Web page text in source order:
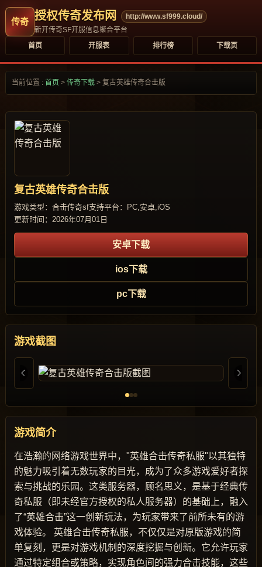
授权传奇发布网
http://www.sf999.cloud/
新开传奇SF开服信息聚合平台
首页
开服表 排行榜 下载页
当前位置 : 首页 > 传奇下载 > 复古英雄传奇合击版
复古英雄传奇合击版
游戏类型：合击传奇sf支持平台：PC,安卓,iOS
更新时间：2026年07月01日
安卓下载
ios下载
pc下载
游戏截图
游戏简介
在浩瀚的网络游戏世界中，"英雄合击传奇私服"以其独特
的魅力吸引着无数玩家的目光，成为了众多游戏爱好者探
索与挑战的乐园。这类服务器，顾名思义，是基于经典传
奇私服（即未经官方授权的私人服务器）的基础上，融入
了“英雄合击”这一创新玩法，为玩家带来了前所未有的游
戏体验。 英雄合击传奇私服，不仅仅是对原版游戏的简
单复刻，更是对游戏机制的深度挖掘与创新。它允许玩家
通过特定组合或策略，实现角色间的强力合击技能，这些